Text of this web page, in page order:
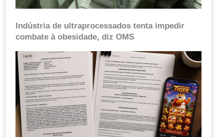
Indústria de ultraprocessados tenta impedir
combate à obesidade, diz OMS